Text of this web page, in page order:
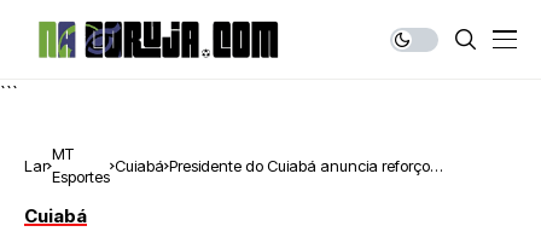
```
Lar
MT
Esportes
Cuiabá Presidente do Cuiabá anuncia reforço
Cuiabá